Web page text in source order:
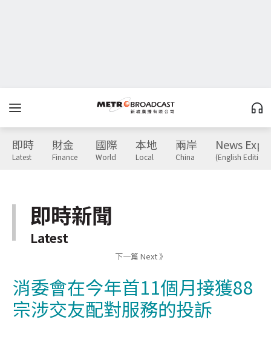
即時
Latest
財金
Finance
國際
World
本地
Local
兩岸
China
News
(English Edition)
即時新聞
Latest
下一篇 Next 》
消委會在今年首11個月接獲88
宗涉交友配對服務的投訴